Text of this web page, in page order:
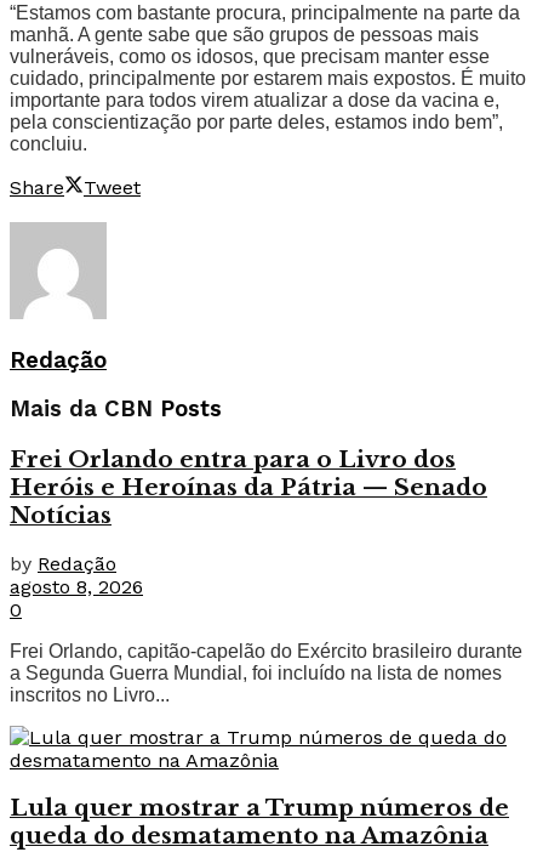
“Estamos com bastante procura, principalmente na parte da
manhã. A gente sabe que são grupos de pessoas mais
vulneráveis, como os idosos, que precisam manter esse
cuidado, principalmente por estarem mais expostos. É muito
importante para todos virem atualizar a dose da vacina e,
pela conscientização por parte deles, estamos indo bem”,
concluiu.
Share Tweet
Redação
Mais da CBN Posts
Frei Orlando entra para o Livro dos
Heróis e Heroínas da Pátria — Senado
Notícias
by Redação
agosto 8, 2026
0
Frei Orlando, capitão-capelão do Exército brasileiro durante
a Segunda Guerra Mundial, foi incluído na lista de nomes
inscritos no Livro...
Lula quer mostrar a Trump números de
queda do desmatamento na Amazônia